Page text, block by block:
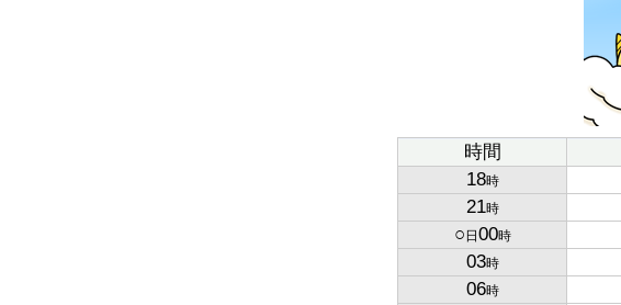
時間
18時
21時
○ 日 00時
03時
06時